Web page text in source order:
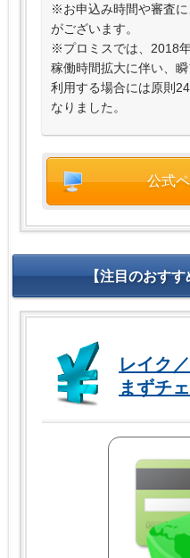
※お申込み時間や審査
がございます。
※プロミスでは、2018
稼働時間拡大に伴い、
利用する場合には原則
なりました。
公式
【注目のおす
レイク
まずチ